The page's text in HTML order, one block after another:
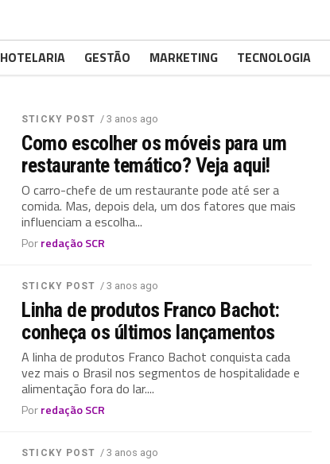
HOTELARIA GESTÃO MARKETING TECNOLOGIA
STICKY POST / 3 anos ago
Como escolher os móveis para um
restaurante temático? Veja aqui!
O carro-chefe de um restaurante pode até ser a
comida. Mas, depois dela, um dos fatores que mais
influenciam a escolha...
Porredação SCR
STICKY POST / 3 anos ago
Linha de produtos Franco Bachot:
conheça os últimos lançamentos
A linha de produtos Franco Bachot conquista cada
vez mais o Brasil nos segmentos de hospitalidade e
alimentação fora do lar....
Porredação SCR
STICKY POST / 3 anos ago